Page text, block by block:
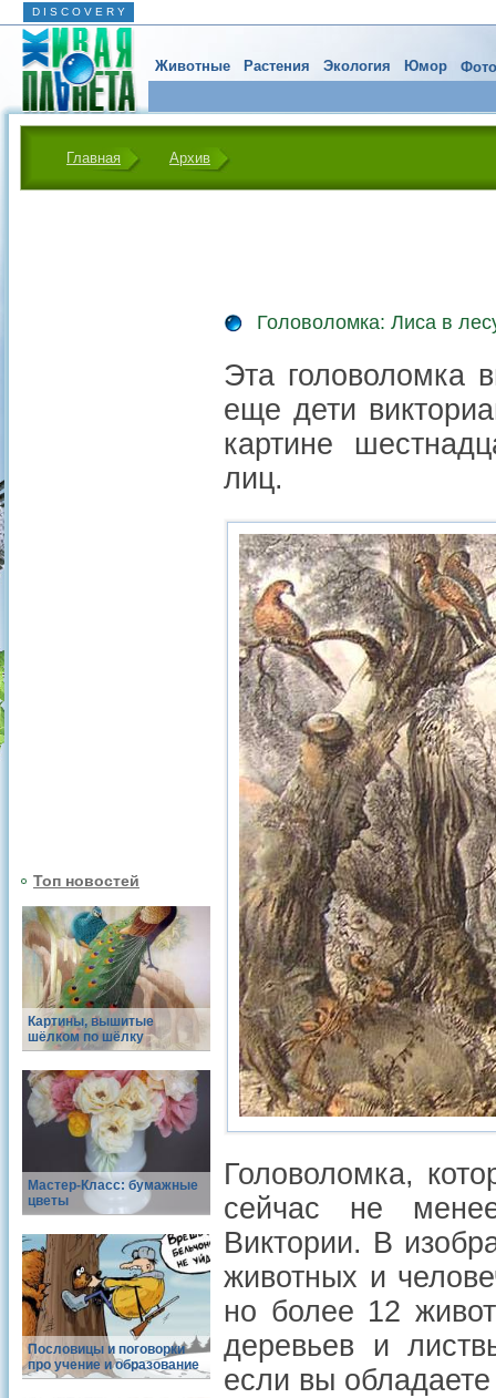
D I S C O V E R Y
Животные Растения Экология Юмор
Главная Архив
Топ новостей
Картины, вышитые
шёлком по шёлку
Мастер-Класс: бумажные
цветы
Пословицы и поговорки
про учение и образование
Головоломка: Лиса в
Эта головоломка
еще дети
картине
лиц.
Головоломка,
сейчас не
Виктории. В
животных и
но более 12
деревьев и
если вы